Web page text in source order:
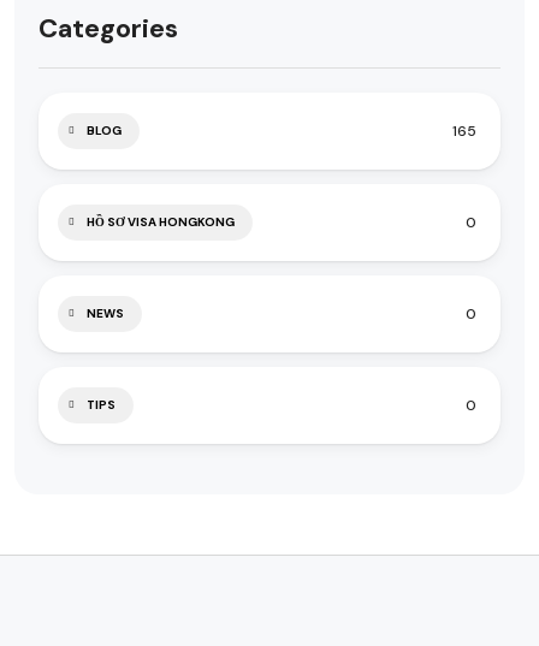
Categories
BLOG 165
HỒ SƠ VISA HONGKONG 0
NEWS 0
TIPS 0